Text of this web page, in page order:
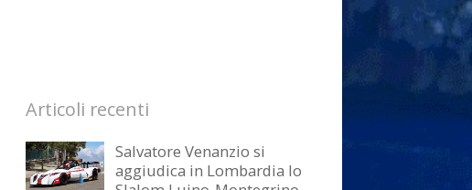
Articoli recenti
Salvatore Venanzio si
aggiudica in Lombardia lo